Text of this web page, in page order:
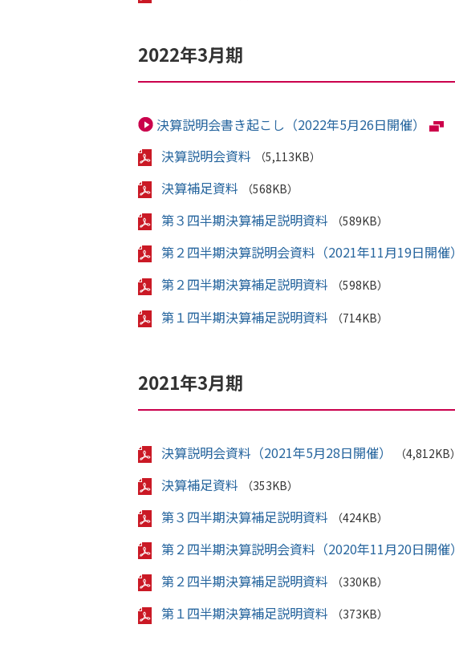
2022年3月期
決算説明会書き起こし（2022年5月26日開催）
決算説明会資料
（5,113KB）
決算補足資料 （568KB）
第３四半期決算補足説明資料 （589KB）
第２四半期決算説明会資料（2021年11月19日開催）
第２四半期決算補足説明資料 （598KB）
第１四半期決算補足説明資料 （714KB）
2021年3月期
決算説明会資料（2021年5月28日開催） （4,812KB）
決算補足資料 （353KB）
第３四半期決算補足説明資料 （424KB）
第２四半期決算説明会資料（2020年11月20日開催）
第２四半期決算補足説明資料 （330KB）
第１四半期決算補足説明資料 （373KB）